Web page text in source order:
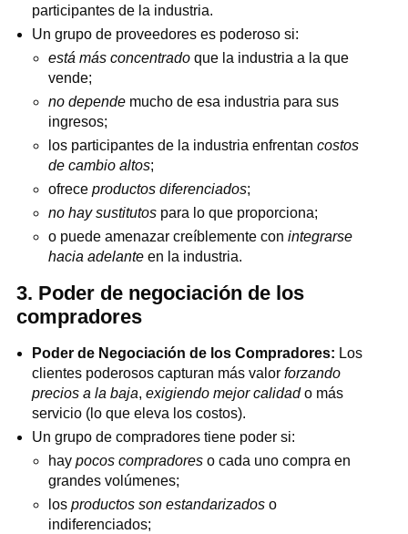
participantes de la industria.
Un grupo de proveedores es poderoso si:
está más concentradoque la industria a la que
vende;
no dependemucho de esa industria para sus
ingresos;
los participantes de la industria enfrentan costos
de cambio altos;
ofrece productos diferenciados;
no hay sustitutospara lo que proporciona;
o puede amenazar creíblemente con integrarse
hacia adelanteen la industria.
3. Poder de negociación de los
compradores
Poder de Negociación de los Compradores: Los
clientes poderosos capturan más valorforzando
precios a la baja,exigiendo mejor calidado más
servicio (lo que eleva los costos).
Un grupo de compradores tiene poder si:
hay pocos compradoreso cada uno compra en
grandes volúmenes;
los productos son estandarizadoso
indiferenciados;